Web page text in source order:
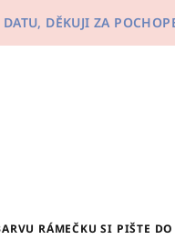
DĚKUJI ZA
RÁMEČKU SI PIŠTE